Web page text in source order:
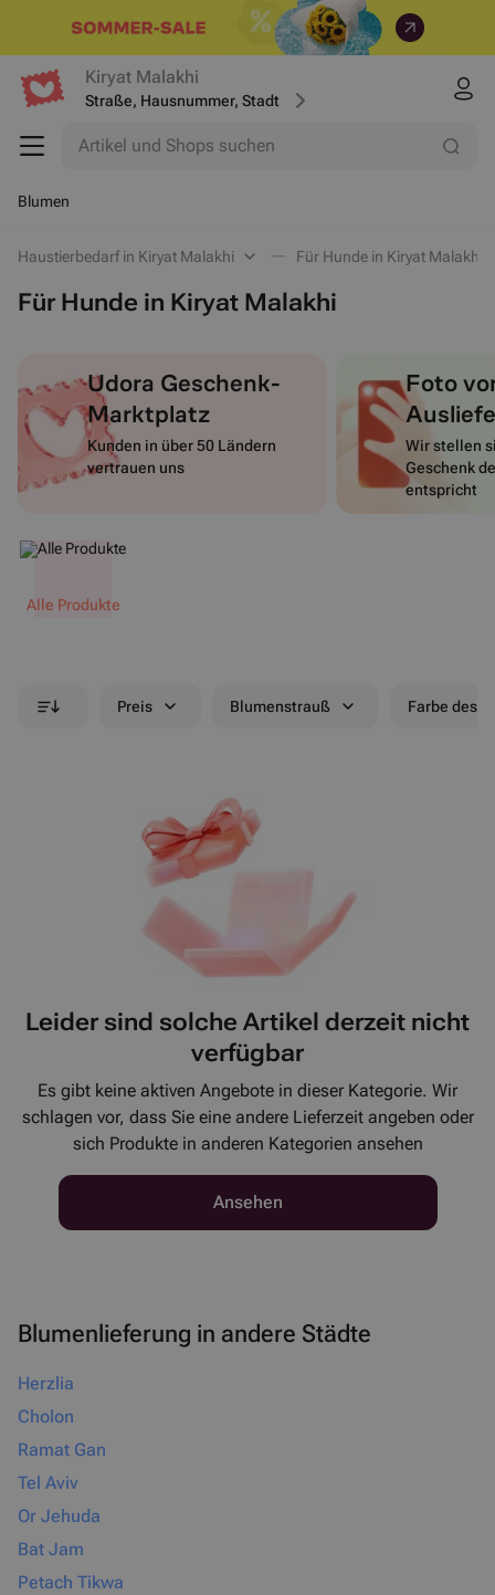
Kiryat Malakhi
Straße, Hausnummer, Stadt
Artikel und Shops suchen
Blumen
Haustierbedarf in Kiryat Malakhi Für Hunde in Kiryat Malakhi
Für Hunde in Kiryat Malakhi
Udora Geschenk-
Marktplatz
Kunden in über 50 Ländern
vertrauen uns
Foto
Wir stellen
Geschenk
entspricht
Alle Produkte
Preis Blumenstrauß Farbe des
Leider sind solche Artikel derzeit nicht
verfügbar
Es gibt keine aktiven Angebote in dieser Kategorie. Wir
schlagen vor, dass Sie eine andere Lieferzeit angeben oder
sich Produkte in anderen Kategorien ansehen
Ansehen
Blumenlieferung in andere Städte
Herzlia
Cholon
Ramat Gan
Tel Aviv
Or Jehuda
Bat Jam
Petach Tikwa